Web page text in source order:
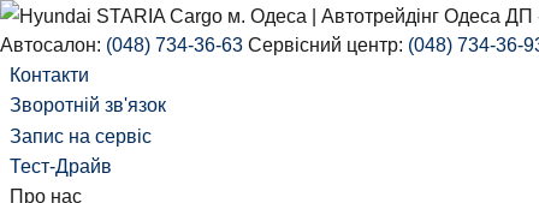
Автосалон: (048) 734-36-63 Сервісний центр: (048) 734-36-
Контакти
Зворотній зв'язок
Запис на сервіс
Тест-Драйв
Про нас